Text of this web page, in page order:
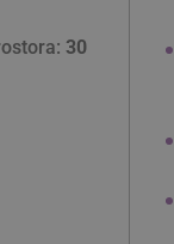
30
uređivanje računa.